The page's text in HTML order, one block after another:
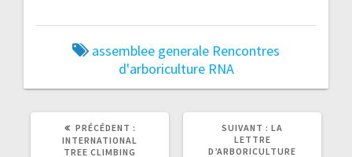
assemblee generale Rencontres
d'arboriculture RNA
PRÉCÉDENT :
INTERNATIONAL
TREE CLIMBING
SUIVANT : ARTICLE
:
LA
LETTRE
D’ARBORICULTURE